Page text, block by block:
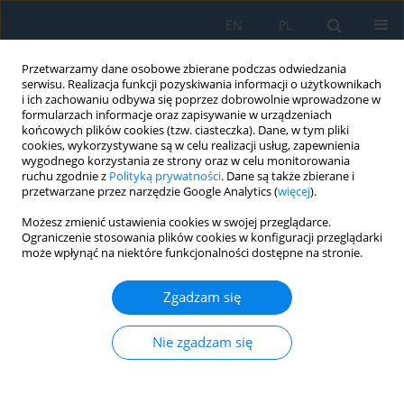
Przetwarzamy dane osobowe zbierane podczas odwiedzania
serwisu. Realizacja funkcji pozyskiwania informacji o użytkownikach
i ich zachowaniu odbywa się poprzez dobrowolnie wprowadzone w
formularzach informacje oraz zapisywanie w urządzeniach
końcowych plików cookies (tzw. ciasteczka). Dane, w tym pliki
cookies, wykorzystywane są w celu realizacji usług, zapewnienia
wygodnego korzystania ze strony oraz w celu monitorowania
ruchu zgodnie z Polityką prywatności. Dane są także zbierane i
przetwarzane przez narzędzie Google Analytics (więcej).
Możesz zmienić ustawienia cookies w swojej przeglądarce.
Ograniczenie stosowania plików cookies w konfiguracji przeglądarki
może wpłynąć na niektóre funkcjonalności dostępne na stronie.
Zgadzam się
Nie zgadzam się
PL
EN
vol. 17, 2, 2023
Material Selection of Collapsible
Pot Hauler and Finite Element
Analysis Simulation Applied to